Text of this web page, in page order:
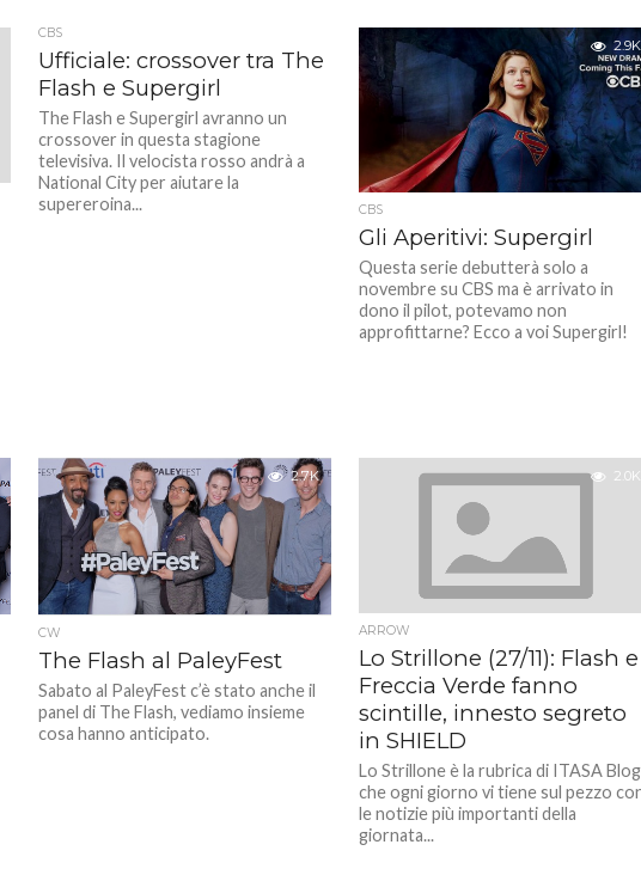
CBS
Ufficiale: crossover tra The
Flash e Supergirl
The Flash e Supergirl avranno un
crossover in questa stagione
televisiva. Il velocista rosso andrà a
National City per aiutare la
supereroina...
2.9K
CBS
Gli Aperitivi: Supergirl
Questa serie debutterà solo a
novembre su CBS ma è arrivato in
dono il pilot, potevamo non
approfittarne? Ecco a voi Supergirl!
2.7K
CW
The Flash al PaleyFest
Sabato al PaleyFest c’è stato anche il
panel di The Flash, vediamo insieme
cosa hanno anticipato.
2.0K
ARROW
Lo Strillone (27/11): Flash e
Freccia Verde fanno
scintille, innesto segreto
in SHIELD
Lo Strillone è la rubrica di ITASA Blog
che ogni giorno vi tiene sul pezzo
le notizie più importanti della
giornata...